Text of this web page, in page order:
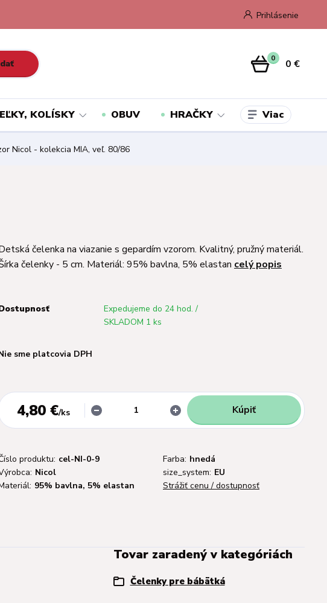
Prihlásenie
0 0 €
KOLÍSKY OBUV HRAČKY Viac
Nicol - kolekcia MIA, veľ. 80/86
čelenka na viazanie s gepardím vzorom. Kvalitný, pružný materiál.
čelenky - 5 cm. Materiál: 95% bavlna, 5% elastan celý popis
Expedujeme do 24 hod. /
SKLADOM 1 ks
sme platcovia DPH
4,80 €/ks Kúpiť
produktu: cel-NI-0-9 Farba: hnedá
Nicol size_system: EU
95% bavlna, 5% elastan Strážiť cenu / dostupnosť
Tovar zaradený v kategóriách
Čelenky pre bábätká